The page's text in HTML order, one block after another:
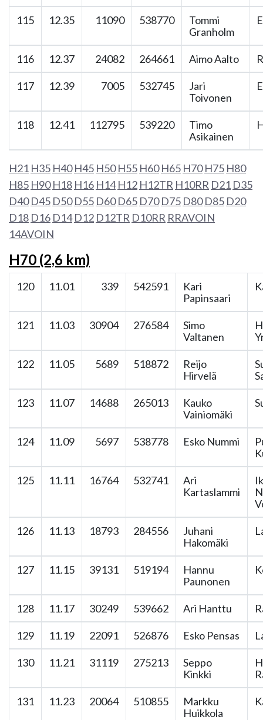
115 12.35 11090 538770
Tommi
Granholm
116 12.37 24082 264661 Aimo Aalto
117 12.39 7005 532745
Jari
Toivonen
118 12.41 112795 539220
Timo
Asikainen
H21 H35 H40 H45 H50 H55 H60 H65 H70 H75 H80
H85 H90 H18 H16 H14 H12 H12TR H10RR D21 D35
D40 D45 D50 D55 D60 D65 D70 D75 D80 D85 D20
D18 D16 D14 D12 D12TR D10RR RRAVOIN
14AVOIN
H70 (2,6 km)
120 11.01 339 542591
Kari
Papinsaari
121 11.03 30904 276584
Simo
Valtanen
122 11.05 5689 518872
Reijo
Hirvelä
123 11.07 14688 265013
Kauko
Vainiomäki
124 11.09 5697 538778 Esko Nummi
125 11.11 16764 532741
Ari
Kartaslammi
126 11.13 18793 284556
Juhani
Hakomäki
127 11.15 39131 519194
Hannu
Paunonen
128 11.17 30249 539662 Ari Hanttu
129 11.19 22091 526876 Esko Pensas
130 11.21 31119 275213
Seppo
Kinkki
131 11.23 20064 510855
Markku
Huikkola